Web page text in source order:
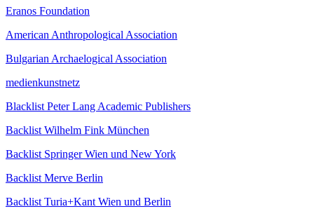
Eranos Foundation
American Anthropological Association
Bulgarian Archaelogical Association
medienkunstnetz
Blacklist Peter Lang Academic Publishers
Backlist Wilhelm Fink München
Backlist Springer Wien und New York
Backlist Merve Berlin
Backlist Turia+Kant Wien und Berlin